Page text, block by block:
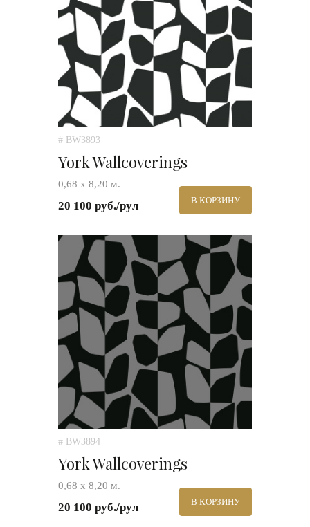
# BW3893
York Wallcoverings
0,68 х 8,20 м.
20 100 руб./рул В КОРЗИНУ
# BW3894
York Wallcoverings
0,68 х 8,20 м.
20 100 руб./рул В КОРЗИНУ